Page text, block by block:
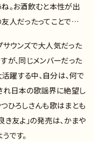
。お酒飲むと本性が出
友人だったってことで…
サウンズで大人気だった
が、同じメンバーだった
躍する中、自分は、何で
れ日本の歌謡界に絶望し
ひろしさんも歌はまとも
き友よ」の発売は、かまや
です。